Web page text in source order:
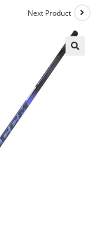
Next Product